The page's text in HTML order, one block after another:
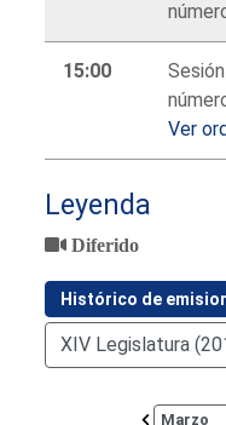
15:00
Ver
Leyenda
Diferido
Histórico de
Calendar io de